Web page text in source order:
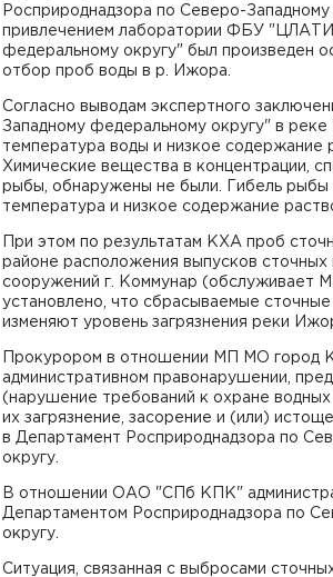
Росприроднадзора по Северо-
привлечением лаборатории ФБУ
федеральному округу" был произведен
отбор проб воды в р. Ижора.
Согласно выводам экспертного
Западному федеральному округу" в
температура воды и низкое содержание
Химические вещества в концентрации,
рыбы, обнаружены не были. Гибель рыбы
температура и низкое содержание
При этом по результатам КХА проб
районе расположения выпусков
сооружений г. Коммунар
установлено, что сбрасываемые
изменяют уровень загрязнения реки
Прокурором в отношении МП МО город
административном правонарушении,
(нарушение требований к охране
их загрязнение, засорение и (или)
в Департамент Росприроднадзора по
округу.
В отношении ОАО "СПб КПК"
Департаментом Росприроднадзора по
округу.
Ситуация, связанная с выбросами